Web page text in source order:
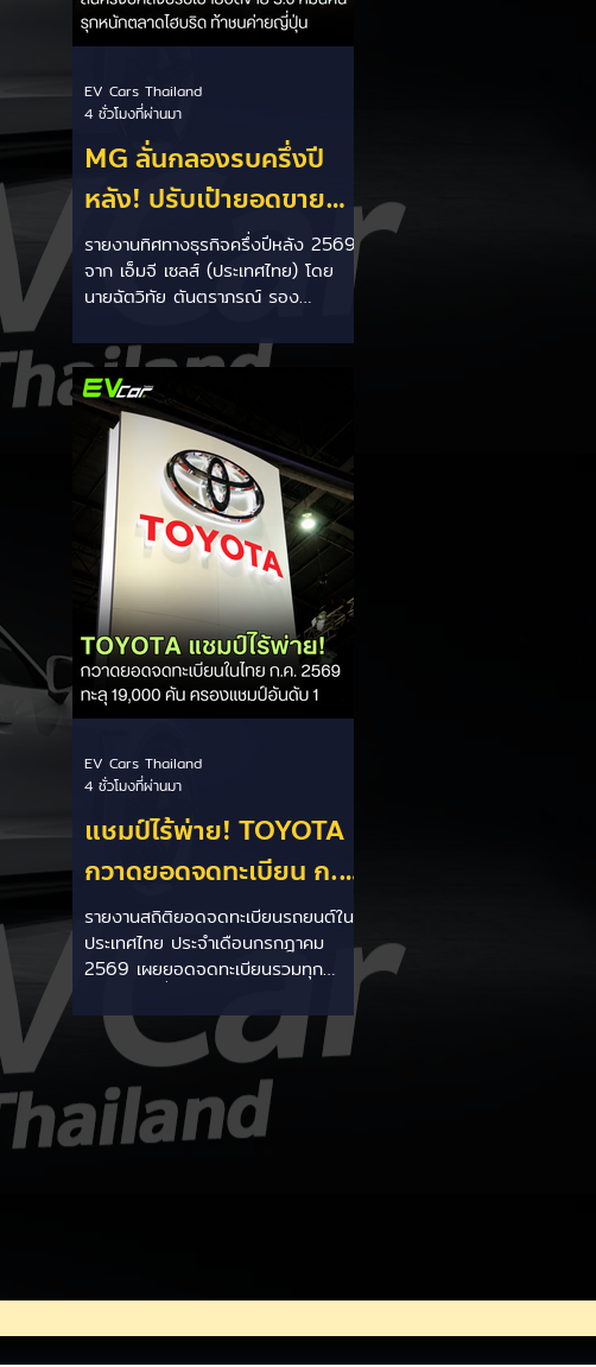
MG ลั่นกลองรบครึ่งปี
หลัง! ปรับเป้ายอดขาย
เพิ่มเป็น 36,000 คัน
พร้อมเดินหน้าลงศึกชิง
(HEV)
รายงานทิศทางธุรกิจครึ่งปีหลัง 2569
จาก เอ็มจี เซลส์ (ประเทศไทย) โดย
นายฉัตวิทัย ตันตราภรณ์ รอง
6 เดือนแรก (ม.ค. - มิ.ย.) โตพุ่ง 67%
แตะ 16,920 คัน พร้อมส่งสัญญาณ
ปรับเป้าหมายยอดขายรวมปีนี้เพิ่มขึ้นเป็น
36,000 คัน จากเดิมตั้งไว้ 30,000
คัน โดยพร้อมเร่งส่งมอบรถค้างสต็อก
(Back Order) ทั้งหมดในระยะเวลาอัน
สั้น - ปรับเป้าเติบโต & เคลียร์ Back
Order: ยอดขายครึ่งปีแรกที่เติบโตสูง
ถึง 67% ประกอบกับการแก้ไขปัญหา
การนำเข้าชิ้นส่วนจากสถานการณ์
ตึงเครียดในตะว
EV Cars Thailand
4 ชั่วโมงที่ผ่านมา
แชมป์ไร้พ่าย! TOYOTA
กวาดยอดจดทะเบียน ก.ค.
69 เฉียด 2 หมื่นคัน ครอง
แชมป์อันดับ 1 ในไทย
รายงานสถิติยอดจดทะเบียนรถยนต์ใน
ประเทศไทย ประจำเดือนกรกฎาคม
2569 เผยยอดจดทะเบียนรวมทุก
ประเภทอยู่ที่ 58,402 คัน โดยค่ายยักษ์
ใหญ่สัญชาติญี่ปุ่นอย่าง TOYOTA ยัง
คงสร้างผลงานได้อย่างยอดเยี่ยม ด้วย
ยอดจดทะเบียนรวมแบรนด์สูงถึง
19,564 คัน ครองส่วนแบ่งตลาด
อันดับ 1 ของประเทศได้อย่างมั่นคงและ
ทิ้งห่างคู่แข่งอย่างขาดลอย รายละเอียด
EV Cars Thailand
4 ชั่วโมงที่ผ่านมา